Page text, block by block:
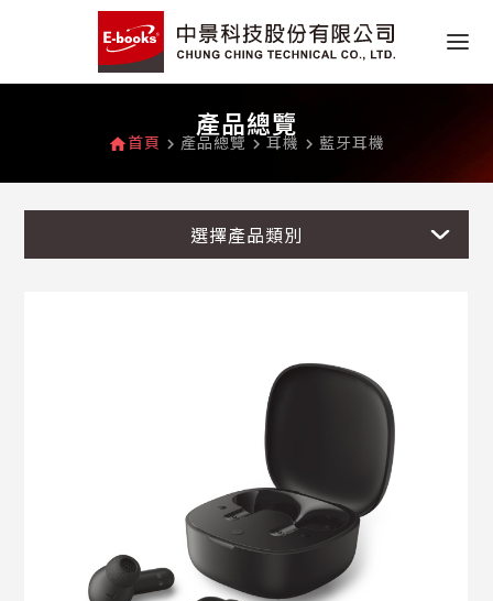
產品總覽
home首頁 navigate_next 產品總覽 navigate_next 耳機 navigate_next 藍牙耳機
選擇產品類別